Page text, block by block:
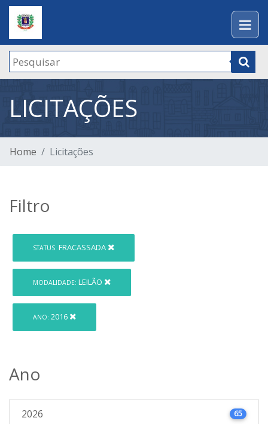
LICITAÇÕES
Home Licitações
Filtro
STATUS: FRACASSADA
MODALIDADE: LEILÃO
ANO: 2016
Ano
2026 65